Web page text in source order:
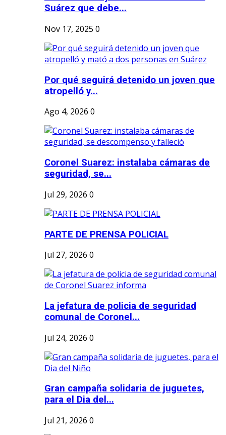
Suárez que debe...
Nov 17, 2025 0
Por qué seguirá detenido un joven que
atropelló y...
Ago 4, 2026 0
Coronel Suarez: instalaba cámaras de
seguridad, se...
Jul 29, 2026 0
PARTE DE PRENSA POLICIAL
Jul 27, 2026 0
La jefatura de policia de seguridad
comunal de Coronel...
Jul 24, 2026 0
Gran campaña solidaria de juguetes,
para el Dia del...
Jul 21, 2026 0